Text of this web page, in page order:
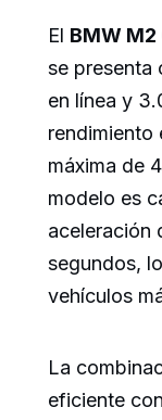
El BMW
se presenta
en línea y
rendimiento
máxima de
modelo es
aceleración
segundos,
vehículos
La
eficiente